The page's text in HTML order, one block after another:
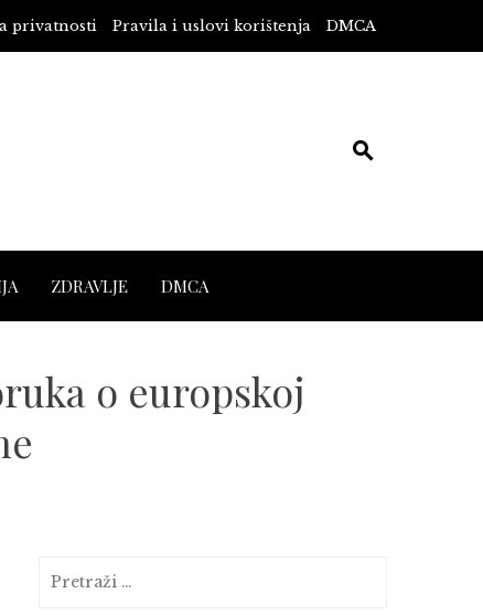
privatnosti Pravila i uslovi korištenja DMCA
ZDRAVLJE DMCA
o europskoj